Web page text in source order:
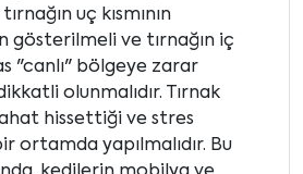
uç kısmının
gösterilmeli ve tırnağın iç
"canlı" bölgeye zarar
olunmalıdır. Tırnak
hissettiği ve stres
ortamda yapılmalıdır. Bu